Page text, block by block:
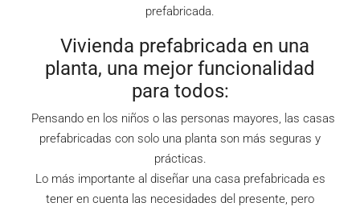
prefabricada.
Vivienda prefabricada en una
planta, una mejor funcionalidad
para todos:
Pensando en los niños o las personas mayores, las casas
prefabricadas con solo una planta son más seguras y
prácticas.
Lo más importante al diseñar una casa prefabricada es
tener en cuenta las necesidades del presente, pero